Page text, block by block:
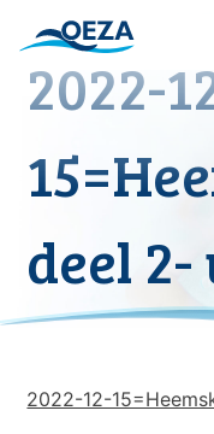
content
2022-
deel
2022-12-